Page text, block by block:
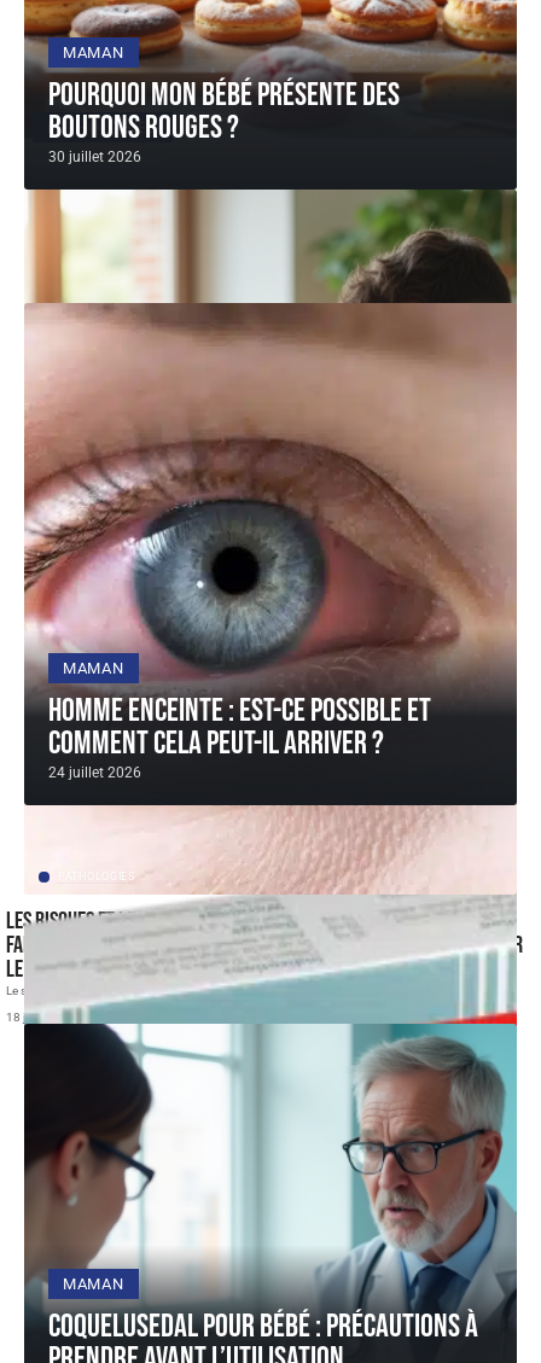
MAMAN
Pourquoi mon bébé présente des
boutons rouges ?
30 juillet 2026
MAMAN
Homme enceinte : est-ce possible et
comment cela peut-il arriver ?
24 juillet 2026
MAMAN
Coquelusedal pour bébé : précautions à
PATHOLOGIES
Aliments à éviter pour diabète : liste et
conseils pour une meilleure santé!
22 grammes de sucre dans un yaourt « allégé ». Un
PATHOLOGIES
Les risques et les conséquences d’un sperme dans l’oeil : que
faire, comment le soulager et minimiser le risque de contracter
le vih et les ist ?
Le sperme est un liquide qui sort du pénis des hommes généralement
18 juillet 2026